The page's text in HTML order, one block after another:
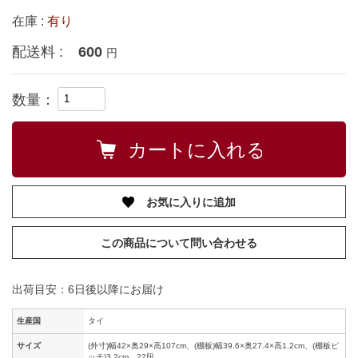
在庫 : 有り
配送料 : 600 円
数量：
お気に入りに追加
この商品について問い合わせる
出荷目安：6日後以降にお届け
生産国 タイ
サイズ
(外寸)幅42×奥29×高107cm、(棚板)幅39.6×奥27.4×高1.2cm、(棚板ピ